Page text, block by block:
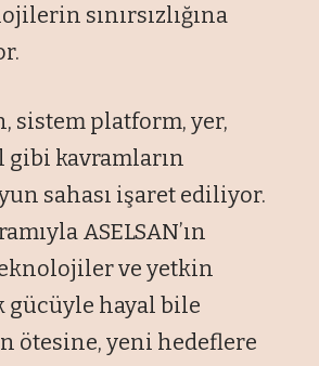
sınırsızlığına
sistem platform, yer,
gibi kavramların
sahası işaret ediliyor.
ASELSAN’ın
ve yetkin
hayal bile
ötesine, yeni hedeflere